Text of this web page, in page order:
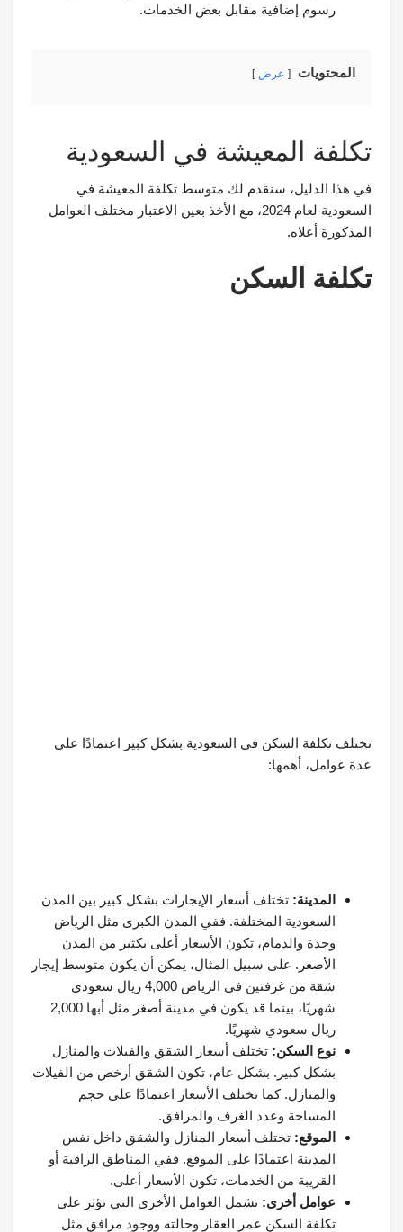
رسوم إضافية مقابل بعض الخدمات.
المحتويات عرض
تكلفة المعيشة في السعودية
في هذا الدليل، سنقدم لك متوسط تكلفة المعيشة في
السعودية لعام 2024، مع الأخذ بعين الاعتبار مختلف العوامل
المذكورة أعلاه.
تكلفة السكن
تختلف تكلفة السكن في السعودية بشكل كبير اعتمادًا على
عدة عوامل، أهمها:
المدينة: تختلف أسعار الإيجارات بشكل كبير بين المدن
السعودية المختلفة. ففي المدن الكبرى مثل الرياض
وجدة والدمام، تكون الأسعار أعلى بكثير من المدن
الأصغر. على سبيل المثال، يمكن أن يكون متوسط ​​إيجار
شقة من غرفتين في الرياض 4,000 ريال سعودي
شهريًا، بينما قد يكون في مدينة أصغر مثل أبها 2,000
ريال سعودي شهريًا.
نوع السكن: تختلف أسعار الشقق والفيلات والمنازل
بشكل كبير. بشكل عام، تكون الشقق أرخص من الفيلات
والمنازل. كما تختلف الأسعار اعتمادًا على حجم
المساحة وعدد الغرف والمرافق.
الموقع: تختلف أسعار المنازل والشقق داخل نفس
المدينة اعتمادًا على الموقع. ففي المناطق الراقية أو
القريبة من الخدمات، تكون الأسعار أعلى.
عوامل أخرى: تشمل العوامل الأخرى التي تؤثر على
تكلفة السكن عمر العقار وحالته ووجود مرافق مثل